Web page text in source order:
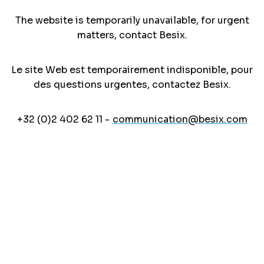
The website is temporarily unavailable, for urgent
matters, contact Besix.
Le site Web est temporairement indisponible, pour
des questions urgentes, contactez Besix.
+32 (0)2 402 62 11 - communication@besix.com